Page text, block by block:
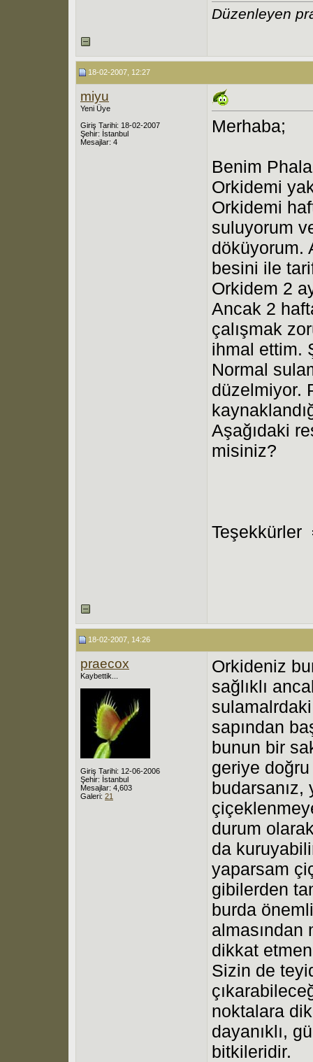
Düzenleyen
18-02-2007, 12:27
miyu
Yeni Üye
Giriş Tarihi: 18-02-2007
Şehir: İstanbul
Mesajlar: 4
Merhaba;
Benim
Orkidemi
Orkidemi
suluyorum
döküyorum.
besini ile
Orkidem 2
Ancak 2
çalışmak
ihmal ettim.
Normal
düzelmiyor.
Aşağıdaki
misiniz?
Teşekkürler
18-02-2007, 14:26
praecox
Kaybettik...
Giriş Tarihi: 12-06-2006
Şehir: İstanbul
Mesajlar: 4,603
Galeri: 21
Orkideniz
sağlıklı
sapından
bunun bir
geriye
durum
da
yaparsam
gibilerden
burda
almasından
dikkat
Sizin de
noktalara
dayanıklı,
bitkileridir.